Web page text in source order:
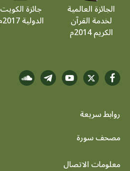
الجائزة العالمية
لخدمة القرآن
الكريم 2014م
جائزة الكويت
الدولية 2017م
روابط سريعة
footer menu
مصحف سورة
معلومات الاتصال